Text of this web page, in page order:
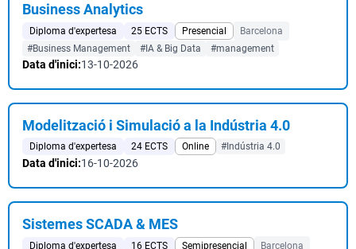
Business Analytics
Diploma d'expertesa 25 ECTS Presencial
Barcelona
#Business Management
#IA & Big Data #management
Data d'inici:13-10-2026
Modelització i Simulació a la Indústria 4.0
Diploma d'expertesa 24 ECTS Online #Indústria 4.0
Data d'inici:16-10-2026
Sistemes SCADA & MES
Diploma d'expertesa 16 ECTS Semipresencial
Barcelona